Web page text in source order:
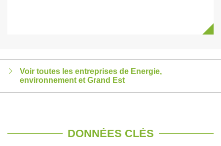
Voir toutes les entreprises de Energie,
environnement et Grand Est
DONNÉES CLÉS